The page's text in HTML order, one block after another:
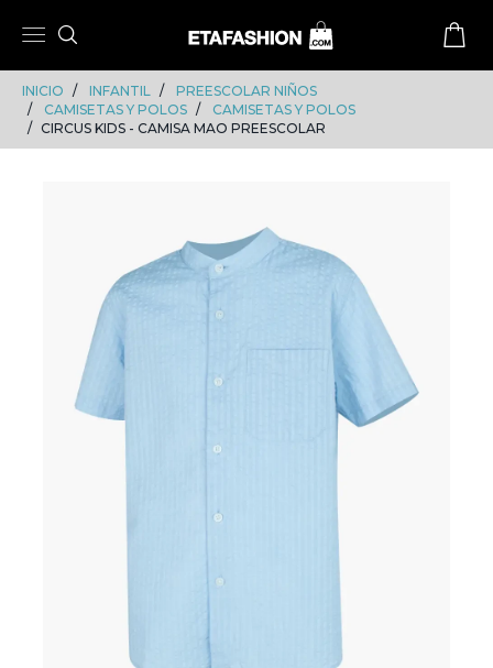
INICIO INFANTIL
PREESCOLAR NIÑOS
CAMISETAS Y POLOS
CAMISETAS Y POLOS
CIRCUS KIDS - CAMISA MAO PREESCOLAR